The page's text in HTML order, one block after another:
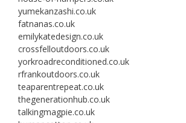
yumekanzashi.co.uk
fatnanas.co.uk
emilykatedesign.co.uk
crossfelloutdoors.co.uk
yorkroadreconditioned.co.uk
rfrankoutdoors.co.uk
teaparentrepeat.co.uk
thegenerationhub.co.uk
talkingmagpie.co.uk